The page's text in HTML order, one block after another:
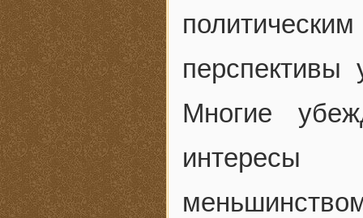
Многие
интересы